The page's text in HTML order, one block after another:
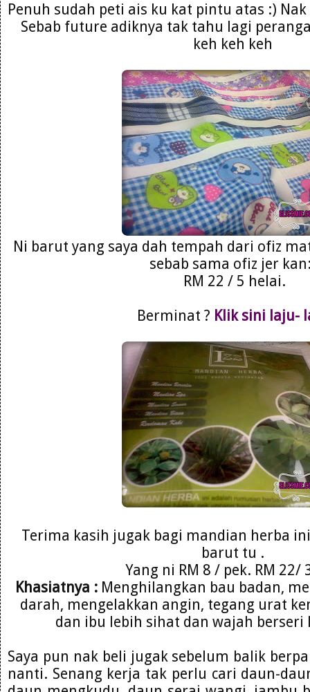
Penuh sudah peti ais ku kat pintu atas :)
Sebab future adiknya tak tahu lagi
keh keh keh
Ni barut yang saya dah tempah dari ofiz
sebab sama ofiz jer
RM 22 / 5 helai.
Berminat ? Klik sini laju-
Terima kasih jugak bagi mandian herba
barut tu .
Yang ni RM 8 / pek. RM 22/
Khasiatnya : Menghilangkan bau badan,
darah, mengelakkan angin, tegang urat
dan ibu lebih sihat dan wajah
Saya pun nak beli jugak sebelum balik
nanti. Senang kerja tak perlu cari daun-